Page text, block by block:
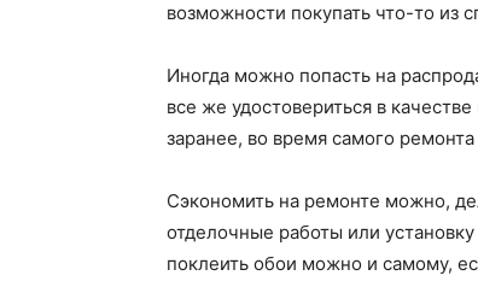
возможности покупать что-то из
Иногда можно попасть на
все же удостовериться в
заранее, во время самого
Сэкономить на ремонте можно,
отделочные работы или
поклеить обои можно и самому,